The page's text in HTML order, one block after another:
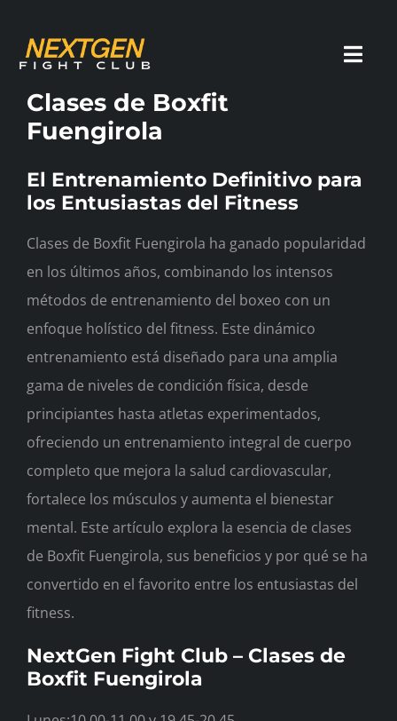
content
Inicio
Boxeo
Muay Thai
Kickboxing
Boxfit
Horarios
Contacto
Blog
Clases de Boxfit
Fuengirola
El Entrenamiento Definitivo para
los Entusiastas del Fitness
Clases de Boxfit Fuengirola ha ganado popularidad
en los últimos años, combinando los intensos
métodos de entrenamiento del boxeo con un
enfoque holístico del fitness. Este dinámico
entrenamiento está diseñado para una amplia
gama de niveles de condición física, desde
principiantes hasta atletas experimentados,
ofreciendo un entrenamiento integral de cuerpo
completo que mejora la salud cardiovascular,
fortalece los músculos y aumenta el bienestar
mental. Este artículo explora la esencia de clases
de Boxfit Fuengirola, sus beneficios y por qué se ha
convertido en el favorito entre los entusiastas del
fitness.
NextGen Fight Club – Clases de
Boxfit Fuengirola